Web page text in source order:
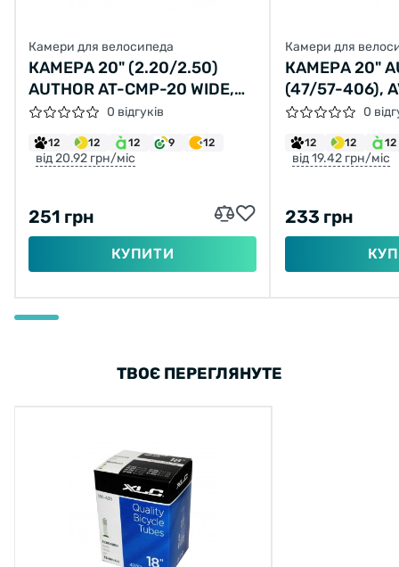
Камери для велосипеда
КАМЕРА 20" (2.20/2.50)
AUTHOR AT-CMP-20 WIDE,
AV32
0 відгуків
12 12 12 9 12
від 20.92 грн/міс
251 грн
КУПИТИ
Камери для
КАМЕРА 20"
(47/57-406),
0
12 12 12
від 19.42 грн/міс
233 грн
ТВОЄ ПЕРЕГЛЯНУТЕ